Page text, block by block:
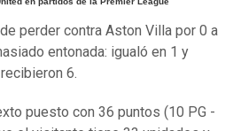
perder contra Aston Villa por 0 a
entonada: igualó en 1 y
6.
puesto con 36 puntos (10 PG -